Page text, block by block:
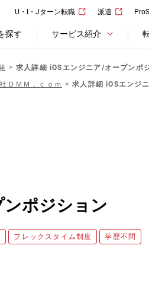
U・I・Jターン転職 派遣
探す サービス紹介
求人詳細 iOSエンジニア/オープンポ
ＤＭＭ．ｃｏｍ
求人詳細 iOSエンジ
ポジション
フレックスタイム制度 学歴不問